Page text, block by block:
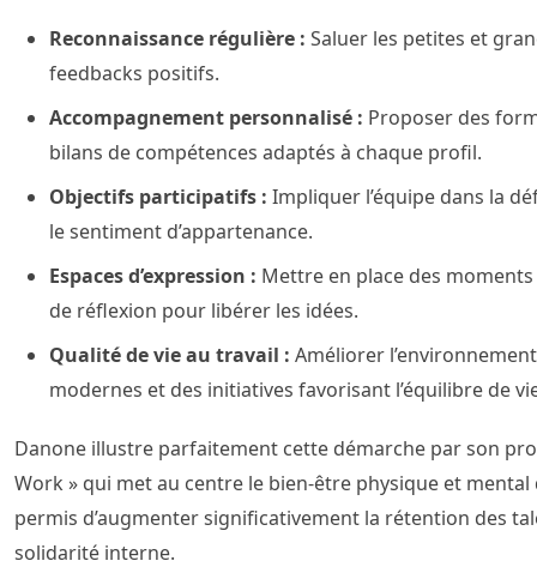
Reconnaissance régulière : Saluer les petites et
feedbacks positifs.
Accompagnement personnalisé : Proposer des
bilans de compétences adaptés à chaque profil.
Objectifs participatifs : Impliquer l’équipe dans la
le sentiment d’appartenance.
Espaces d’expression : Mettre en place des
de réflexion pour libérer les idées.
Qualité de vie au travail : Améliorer
modernes et des initiatives favorisant l’équilibre de
Danone illustre parfaitement cette démarche par son
Work » qui met au centre le bien-être physique et mental
permis d’augmenter significativement la rétention des
solidarité interne.